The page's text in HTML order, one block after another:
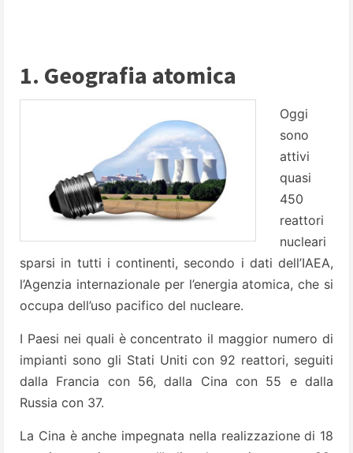
1. Geografia atomica
Oggi
sono
attivi
quasi
450
reattori
nucleari
sparsi in tutti i continenti, secondo i dati dell’IAEA,
l’Agenzia internazionale per l’energia atomica, che si
occupa dell’uso pacifico del nucleare.
I Paesi nei quali è concentrato il maggior numero di
impianti sono gli Stati Uniti con 92 reattori, seguiti
dalla Francia con 56, dalla Cina con 55 e dalla
Russia con 37.
La Cina è anche impegnata nella realizzazione di 18